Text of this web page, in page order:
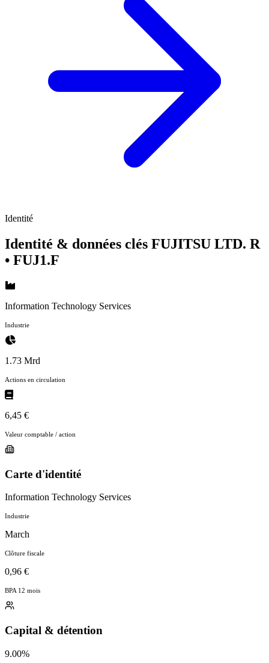
Identité
Identité & données clés FUJITSU LTD. R
• FUJ1.F
Information Technology Services
Industrie
1.73 Mrd
Actions en circulation
6,45 €
Valeur comptable / action
Carte d'identité
Information Technology Services
Industrie
March
Clôture fiscale
0,96 €
BPA 12 mois
Capital & détention
9.00%